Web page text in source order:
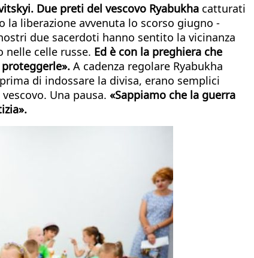
Due preti del vescovo Ryabukha catturati
la liberazione avvenuta lo scorso giugno -
due sacerdoti hanno sentito la vicinanza
nelle celle russe. Ed è con la preghiera che
A cadenza regolare Ryabukha
di indossare la divisa, erano semplici
Una pausa. «Sappiamo che la guerra